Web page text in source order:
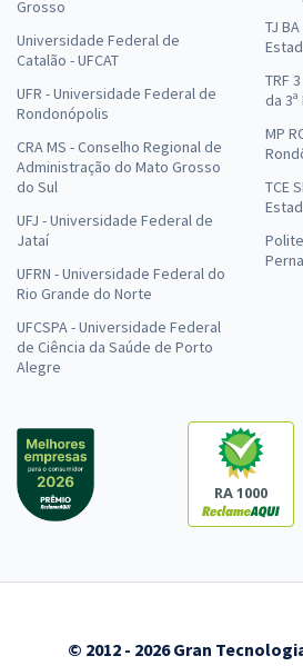
Grosso
Universidade Federal de
Catalão - UFCAT
UFR - Universidade Federal de
Rondonópolis
CRA MS - Conselho Regional de
Administração do Mato Grosso
do Sul
UFJ - Universidade Federal de
Jataí
UFRN - Universidade Federal do
Rio Grande do Norte
UFCSPA - Universidade Federal
de Ciência da Saúde de Porto
Alegre
TJ
TRF
da
MP
TCE
RA 1000
© 2012 - 2026 Gran